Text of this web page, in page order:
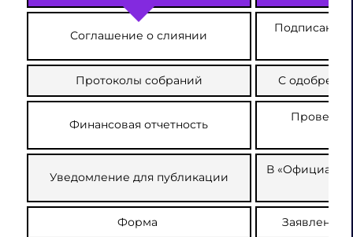
Соглашение о слиянии
Протоколы собраний С
Финансовая отчетность
Уведомление для публикации
В
Форма Заявление